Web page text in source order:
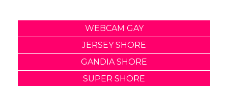
WEBCAM GAY
JERSEY SHORE
GANDIA SHORE
SUPER SHORE